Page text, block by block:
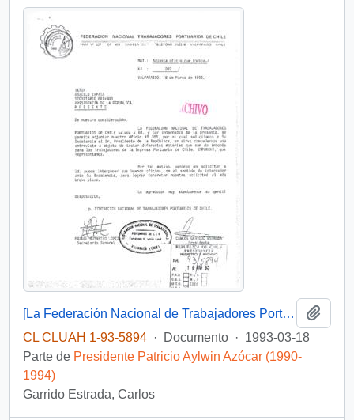
[La Federación Nacional de Trabajadores Portuarios de Chile solicitan una entrevista]
CL CLUAH 1-93-5894 · Documento · 1993-03-18
Parte de Presidente Patricio Aylwin Azócar (1990-
1994)
Garrido Estrada, Carlos